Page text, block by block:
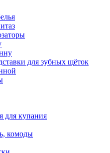
для зубных щёток
для купания
комоды